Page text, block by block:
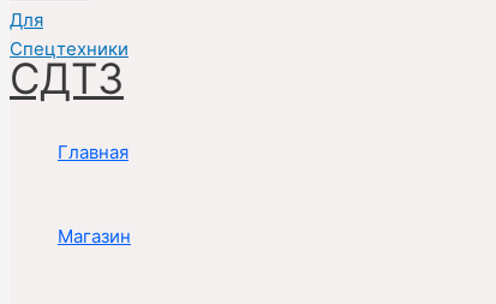
СДТЗ
Главная
Магазин